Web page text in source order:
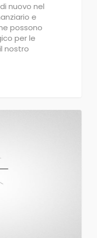
nuovo nel
e
possono
per le
nostro